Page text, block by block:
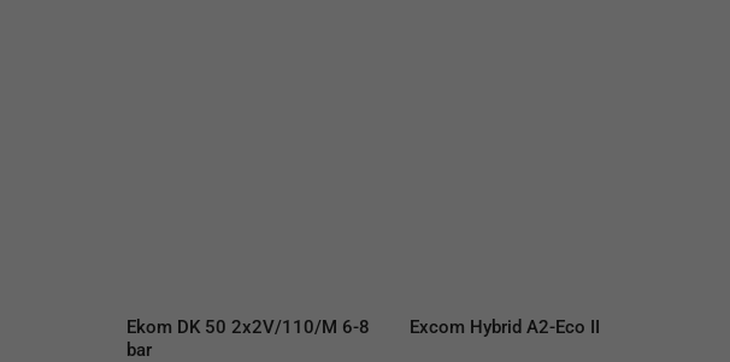
Ekom DK 50 2x2V/110/M 6-8
bar
Excom Hybrid A2-Eco II